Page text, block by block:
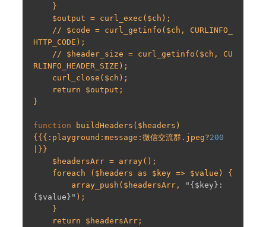
HTTP_CODE);
RLINFO_HEADER_SIZE);
}
function buildHeaders($headers)
{{{:playground:message:微信交流群.jpeg?200
|}}
        array_push($headersArr,
"{$key}:
{$value}" );